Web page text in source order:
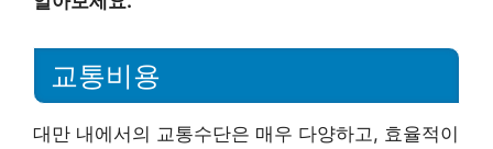
교통비용
대만 내에서의 교통수단은 매우 다양하고, 효율적이